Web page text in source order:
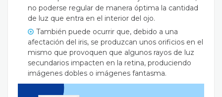
no poderse regular de manera óptima la cantidad
de luz que entra en el interior del ojo.
También puede ocurrir que, debido a una
afectación del iris, se produzcan unos orificios en el
mismo que provoquen que algunos rayos de luz
secundarios impacten en la retina, produciendo
imágenes dobles o imágenes fantasma.